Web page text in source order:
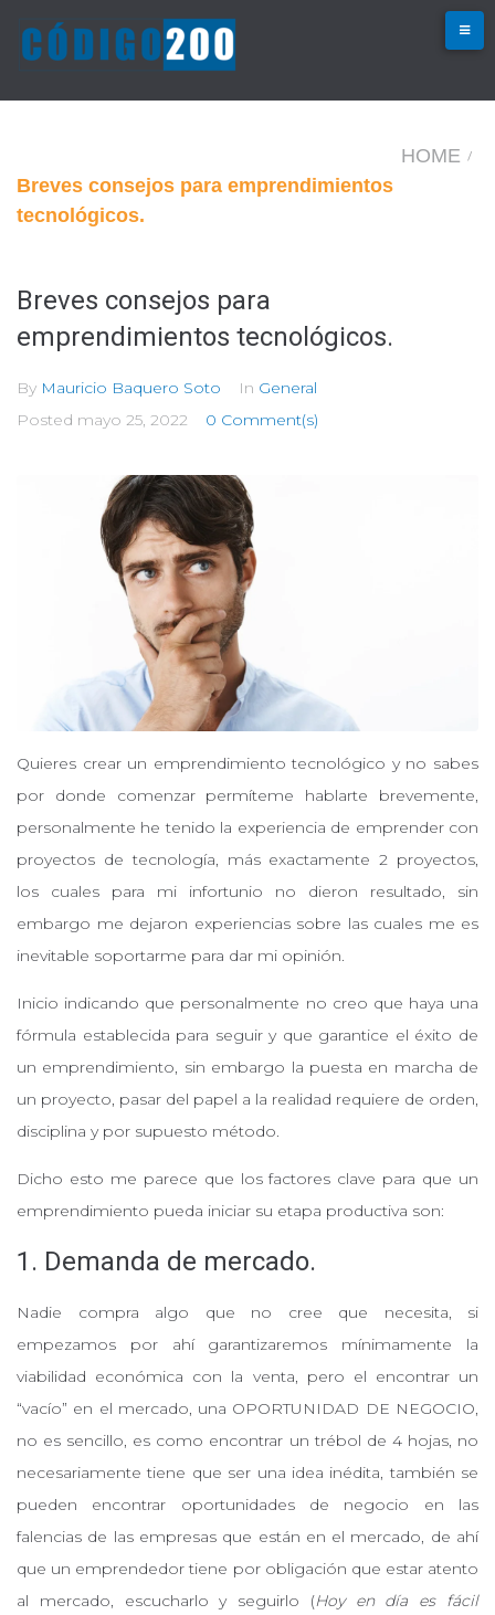
HOME /
Breves consejos para emprendimientos
tecnológicos.
Breves consejos para
emprendimientos tecnológicos.
By Mauricio Baquero Soto In General
Posted mayo 25, 2022 0 Comment(s)
Quieres crear un emprendimiento tecnológico y no sabes
por donde comenzar permíteme hablarte brevemente,
personalmente he tenido la experiencia de emprender con
proyectos de tecnología, más exactamente 2 proyectos,
los cuales para mi infortunio no dieron resultado, sin
embargo me dejaron experiencias sobre las cuales me es
inevitable soportarme para dar mi opinión.
Inicio indicando que personalmente no creo que haya una
fórmula establecida para seguir y que garantice el éxito de
un emprendimiento, sin embargo la puesta en marcha de
un proyecto, pasar del papel a la realidad requiere de orden,
disciplina y por supuesto método.
Dicho esto me parece que los factores clave para que un
emprendimiento pueda iniciar su etapa productiva son:
1. Demanda de mercado.
Nadie compra algo que no cree que necesita, si
empezamos por ahí garantizaremos mínimamente la
viabilidad económica con la venta, pero el encontrar un
“vacío” en el mercado, una OPORTUNIDAD DE NEGOCIO,
no es sencillo, es como encontrar un trébol de 4 hojas, no
necesariamente tiene que ser una idea inédita, también se
pueden encontrar oportunidades de negocio en las
falencias de las empresas que están en el mercado, de ahí
que un emprendedor tiene por obligación que estar atento
al mercado, escucharlo y seguirlo (Hoy en día es fácil